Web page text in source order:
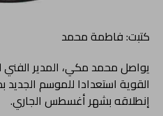
كتبت: فاطمة محمد
يواصل محمد مكي، المدير الفني
القوية استعدادا للموسم الجديد
إنطلاقه بشهر أغسطس الجاري.